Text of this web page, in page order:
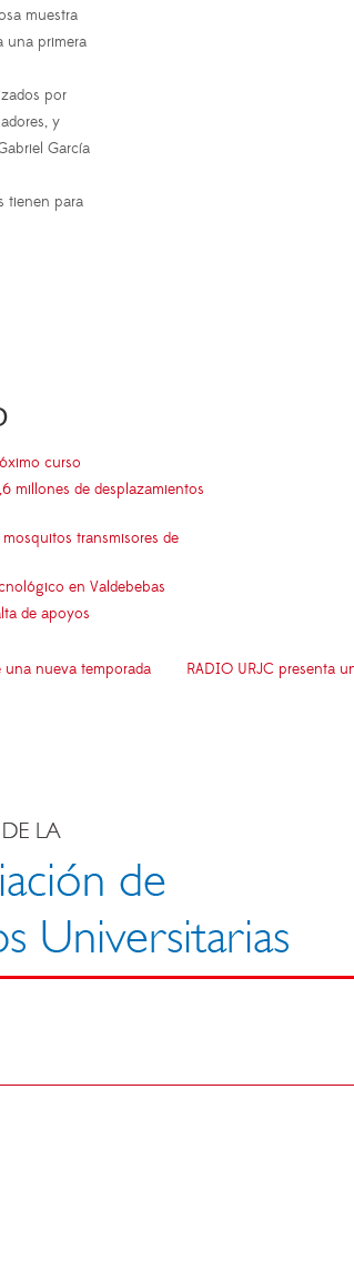
muestra
una primera
por
y
García
tienen para
curso
millones de desplazamientos
transmisores de
en Valdebebas
de apoyos
una nueva temporada
RADIO URJC presenta